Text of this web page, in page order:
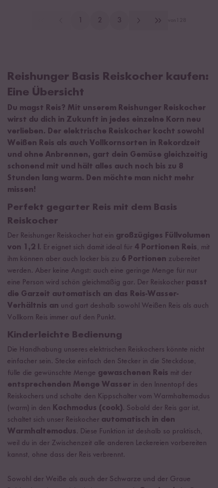
2 3
Reishunger Basis Reiskocher kaufen:
Eine Übersicht
Du magst Reis? Mit unserem Reishunger Reiskocher
wirst du dich in Zukunft in jedes einzelne Korn neu
verlieben. Der elektrische Reiskocher kocht sowohl
Weißen Reis als auch Vollkornsorten in Rekordzeit
und ohne Anbrennen, gart dein Gemüse gleichzeitig
schonend mit und hält alles auch noch bis zu 8
Stunden lang warm. Den möchte man nicht mehr
missen!
Perfekt gegarter Reis mit dem Basis
Reiskocher
Der Reishunger Reiskocher hat ein großzügiges Füllvolumen
von 1,2 l . Er eignet sich damit ideal für 4 Portionen Reis, mit
ihm können aber auch locker bis zu 6 Portionen zubereitet
werden. Aber keine Angst: auch eine geringe Menge für nur
eine Person wird schön gleichmäßig gar. Der Reiskocher passt
die Garzeit automatisch an das Reis-Wasser-
Verhältnis an und gart deshalb sowohl Weißen Reis als auch
Vollkorn Reis immer auf den Punkt.
Kinderleichte Bedienung
Die Handhabung unseres elektrischen Reiskochers könnte nicht
einfacher sein. Stecke einfach den Stecker in die Steckdose,
fülle die gewünschte Menge gewaschenen Reis mit der
entsprechenden Menge Wasser in den Innentopf des
Reiskochers und schalte den Kippschalter vom Warmhaltemodus
(warm) in den Kochmodus (cook) . Sobald der Reis gar ist,
schaltet sich unser Reiskocher automatisch in den
Warmhaltemodus. Diese Funktion ist deshalb so praktisch,
weil du in der Zwischenzeit alle anderen Leckereien vorbereiten
kannst, ohne dass der Reis verbrennt.
Sowohl der Weiße als auch der Schwarze und der Graue